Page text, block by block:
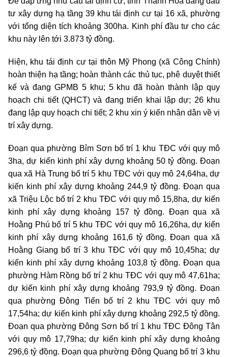
tư xây dựng hạ tầng 39 khu tái định cư tại 16 xã, phường
với tổng diện tích khoảng 300ha. Kinh phí đầu tư cho các
khu này lên tới 3.873 tỷ đồng.
Hiện, khu tái định cư tại thôn Mỹ Phong (xã Công Chính)
hoàn thiện hạ tầng; hoàn thành các thủ tục, phê duyệt thiết
kế và đang GPMB 5 khu; 5 khu đã hoàn thành lập quy
hoạch chi tiết (QHCT) và đang triển khai lập dự; 26 khu
đang lập quy hoạch chi tiết; 2 khu xin ý kiến nhân dân về vị
trí xây dựng.
Đoạn qua phường Bỉm Sơn bố trí 1 khu TĐC với quy mô
3ha, dự kiến kinh phí xây dựng khoảng 50 tỷ đồng. Đoạn
qua xã Hà Trung bố trí 5 khu TĐC với quy mô 24,64ha, dự
kiến kinh phí xây dựng khoảng 244,9 tỷ đồng. Đoạn qua
xã Triệu Lộc bố trí 2 khu TĐC với quy mô 15,8ha, dự kiến
kinh phí xây dựng khoảng 157 tỷ đồng. Đoạn qua xã
Hoằng Phú bố trí 5 khu TĐC với quy mô 16,26ha, dự kiến
kinh phí xây dựng khoảng 161,6 tỷ đồng. Đoạn qua xã
Hoằng Giang bố trí 3 khu TĐC với quy mô 10,45ha; dự
kiến kinh phí xây dựng khoảng 103,8 tỷ đồng. Đoạn qua
phường Hàm Rồng bố trí 2 khu TĐC với quy mô 47,61ha;
dự kiến kinh phí xây dựng khoảng 793,9 tỷ đồng. Đoạn
qua phường Đông Tiến bố trí 2 khu TĐC với quy mô
17,54ha; dự kiến kinh phí xây dựng khoảng 292,5 tỷ đồng.
Đoạn qua phường Đông Sơn bố trí 1 khu TĐC Đông Tân
với quy mô 17,79ha; dự kiến kinh phí xây dựng khoảng
296,6 tỷ đồng. Đoạn qua phường Đông Quang bố trí 3 khu